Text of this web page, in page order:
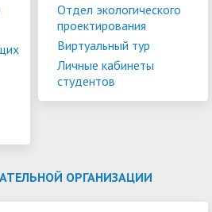
Отдел экологического
проектирования
Виртуальный тур
Личные кабинеты
студентов
ОРГАНИЗАЦИИ